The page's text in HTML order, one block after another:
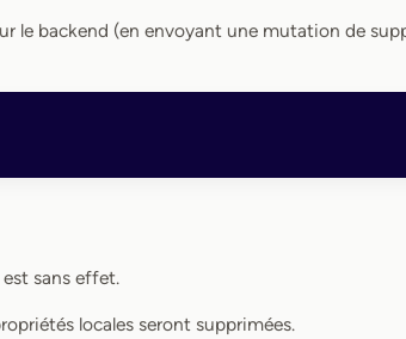
le backend (en envoyant une mutation de
sans effet.
locales seront supprimées.